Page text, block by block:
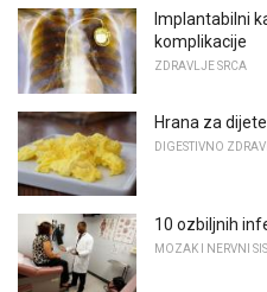
Implantabilni
komplikacije
ZDRAVLJE SRCA
Hrana za
DIGESTIVNO
10 ozbiljnih
MOZAK I NERVNI